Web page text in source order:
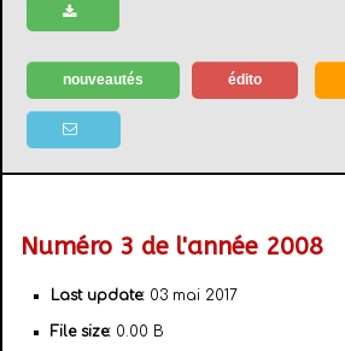
nouveautés édito
Numéro 3 de l'année 2008
Last update: 03 mai 2017
File size: 0.00 B